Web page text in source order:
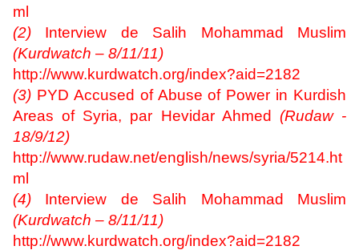
ml
(2)
Interview de
Salih Mohammad Muslim
(Kurdwatch – 8/11/11)
http://www.kurdwatch.org/index?aid=2182
(3) PYD Accused of Abuse of Power in Kurdish
Areas of Syria, par Hevidar Ahmed (Rudaw -
18/9/12)
http://www.rudaw.net/english/news/syria/5214.ht
ml
(4)
Interview de
Salih Mohammad Muslim
(Kurdwatch – 8/11/11)
http://www.kurdwatch.org/index?aid=2182